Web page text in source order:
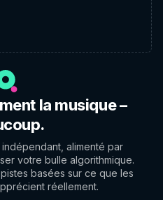
la musique –
alimenté par
votre bulle algorithmique.
basées sur ce que les
réellement.